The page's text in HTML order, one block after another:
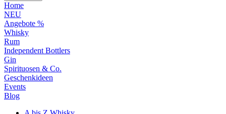
Home
NEU
Angebote %
Whisky
Rum
Independent Bottlers
Gin
Spirituosen & Co.
Geschenkideen
Events
Blog